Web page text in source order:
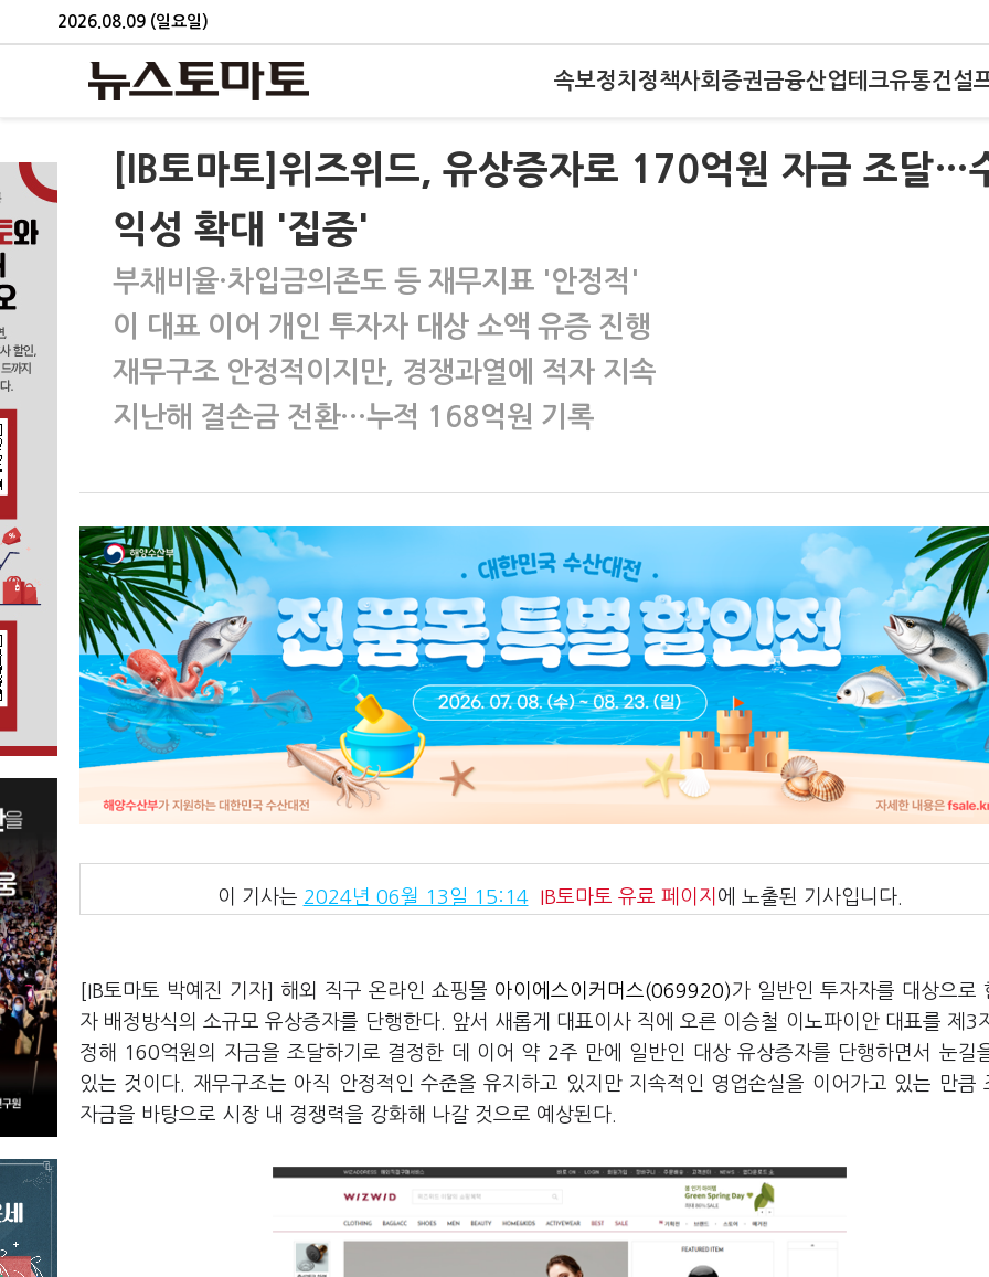
2026.08.09 (일요일)
속보정치 정책사회 증권금융산업테크유통건설
[IB토마토]위즈위드, 유상증자로 170억원 자금 조달…
익성 확대 '집중'
부채비율·차입금의존도 등 재무지표 '안정적'
이 대표 이어 개인 투자자 대상 소액 유증 진행
재무구조 안정적이지만, 경쟁과열에 적자 지속
지난해 결손금 전환…누적 168억원 기록
이 기사는 2024년 06월 13일 15:14 IB토마토 유료 페이지 에 노출된 기사입니다.
[IB토마토 박예진 기자] 해외 직구 온라인 쇼핑몰 아이에스이커머스(069920)가 일반인 투자자를 대상으로
자 배정방식의 소규모 유상증자를 단행한다. 앞서 새롭게 대표이사 직에 오른 이승철 이노파이안 대표를 제3
정해 160억원의 자금을 조달하기로 결정한 데 이어 약 2주 만에 일반인 대상 유상증자를 단행하면서 눈길
있는 것이다. 재무구조는 아직 안정적인 수준을 유지하고 있지만 지속적인 영업손실을 이어가고 있는 만큼
자금을 바탕으로 시장 내 경쟁력을 강화해 나갈 것으로 예상된다.